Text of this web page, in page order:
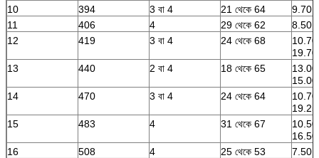
10
394 3 বা 4 21 থেকে 64
9.70
11
406 4 29 থেকে 62
8.50
12
419 3 বা 4 24 থেকে 68
10.70
19.70
13
440 2 বা 4 18 থেকে 65
13.00
15.00
14
470 3 বা 4 24 থেকে 64
10.70
19.25
15
483 4 31 থেকে 67
10.50
16.50
16
508 4 25 থেকে 53
7.50